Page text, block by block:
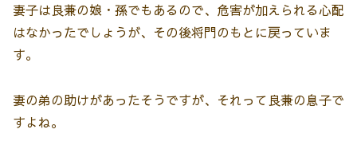
妻子は良兼の娘・孫でもあるので、危害が加えられる心配
はなかったでしょうが、その後将門のもとに戻っていま
す。
妻の弟の助けがあったそうですが、それって良兼の息子で
すよね。